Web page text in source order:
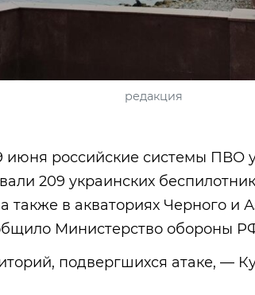
редакция
июня российские системы ПВО
209 украинских
также в акваториях Черного и
Министерство обороны
подвергшихся атаке, —